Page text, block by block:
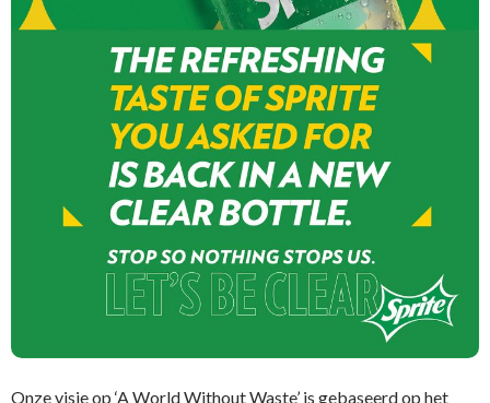
Onze visie op ‘A World Without Waste’ is gebaseerd op het